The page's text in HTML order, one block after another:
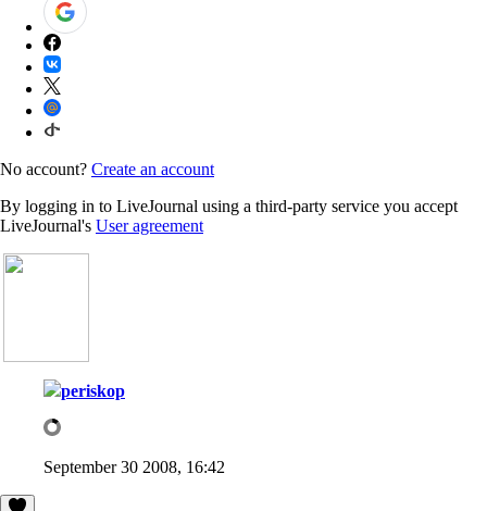
No account? Create an account
By logging in to LiveJournal using a third-party service you accept
LiveJournal's User agreement
periskop
September 30 2008, 16:42